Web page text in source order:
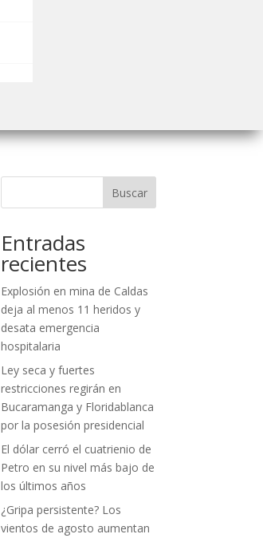
Buscar
Entradas
recientes
Explosión en mina de Caldas
deja al menos 11 heridos y
desata emergencia
hospitalaria
Ley seca y fuertes
restricciones regirán en
Bucaramanga y Floridablanca
por la posesión presidencial
El dólar cerró el cuatrienio de
Petro en su nivel más bajo de
los últimos años
¿Gripa persistente? Los
vientos de agosto aumentan